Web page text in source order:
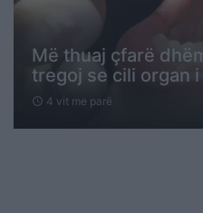
Më thuaj çfarë
tregoj se cili organ
schedule 4 vit me parë